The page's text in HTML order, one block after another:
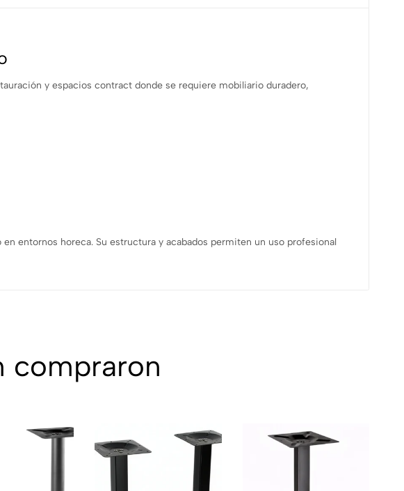
y espacios contract donde se requiere mobiliario duradero,
entornos horeca. Su estructura y acabados permiten un uso profesional
compraron